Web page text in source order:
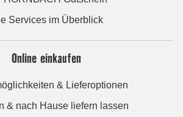
Services im Überblick
Online einkaufen
& Lieferoptionen
& nach Hause liefern lassen